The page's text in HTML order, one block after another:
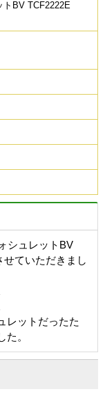
トBV TCF2222E
シュレットBV
ていただきまし
レットだったた
。